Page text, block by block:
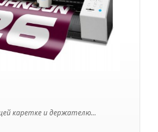
каретке и держателю...